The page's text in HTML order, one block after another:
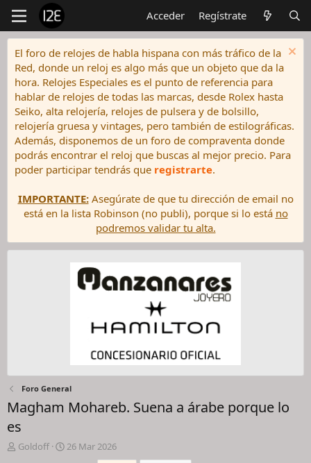
Acceder Regístrate
El foro de relojes de habla hispana con más tráfico de la
Red, donde un reloj es algo más que un objeto que da la
hora. Relojes Especiales es el punto de referencia para
hablar de relojes de todas las marcas, desde Rolex hasta
Seiko, alta relojería, relojes de pulsera y de bolsillo,
relojería gruesa y vintages, pero también de estilográficas.
Además, disponemos de un foro de compraventa donde
podrás encontrar el reloj que buscas al mejor precio. Para
poder participar tendrás que registrarte.
IMPORTANTE:Asegúrate de que tu dirección de email no
está en la lista Robinson (no publi), porque si lo está no
podremos validar tu alta.
Foro General
Magham Mohareb. Suena a árabe porque lo
es
IGoldoff
F
26 Mar 2026